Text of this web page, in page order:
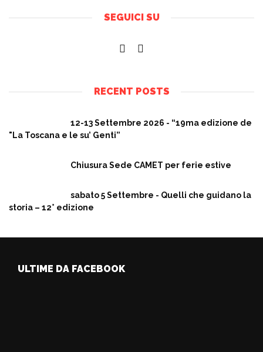
SEGUICI SU
RECENT POSTS
12-13 Settembre 2026 - “19ma edizione de
"La Toscana e le su’ Genti”
Chiusura Sede CAMET per ferie estive
sabato 5 Settembre - Quelli che guidano la
storia – 12° edizione
ULTIME DA FACEBOOK